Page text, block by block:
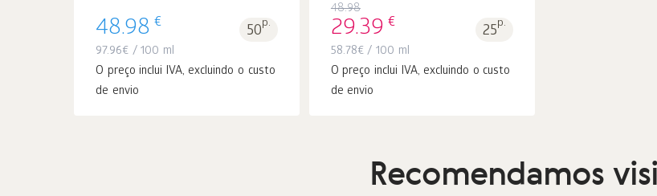
48.98 € 50p.
97.96€ / 100 ml
O preço inclui IVA, excluindo o custo
de envio
48.98
29.39 € 25p.
58.78€/ 100 ml
O preço inclui IVA, excluindo o custo
de envio
Recomendamos